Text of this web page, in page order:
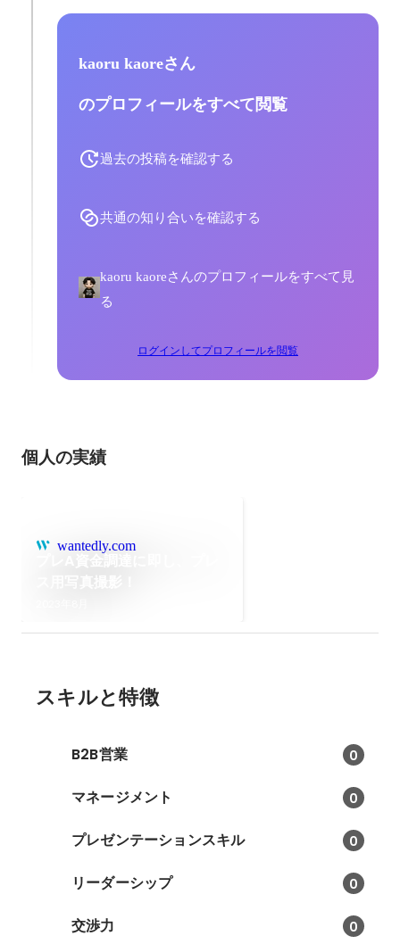
kaoru kaoreさん
のプロフィールをすべて閲覧
過去の投稿を確認する
共通の知り合いを確認する
kaoru kaoreさんのプロフィールをすべて見
る
ログインしてプロフィールを閲覧
個人の実績
wantedly.com
スキルと特徴
B2B営業 0
マネージメント 0
プレゼンテーションスキル 0
リーダーシップ 0
交渉力 0